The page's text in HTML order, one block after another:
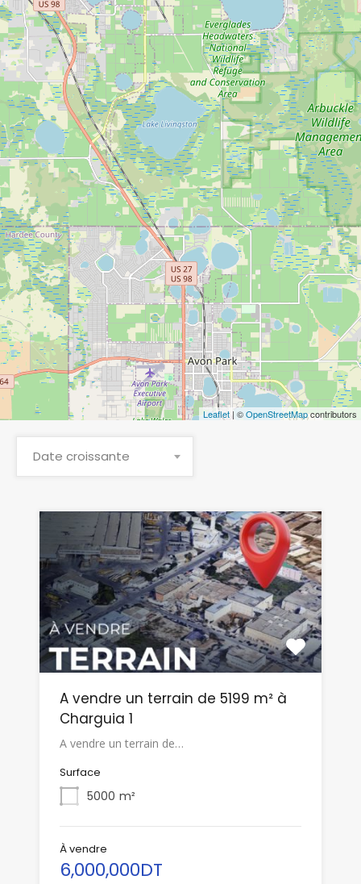
Leaflet | ©OpenStreetMapcontributors
Date croissante
A vendre un terrain de 5199 m² à
Charguia 1
A vendre un terrain de…
Surface
5000 m²
À vendre
6,000,000DT